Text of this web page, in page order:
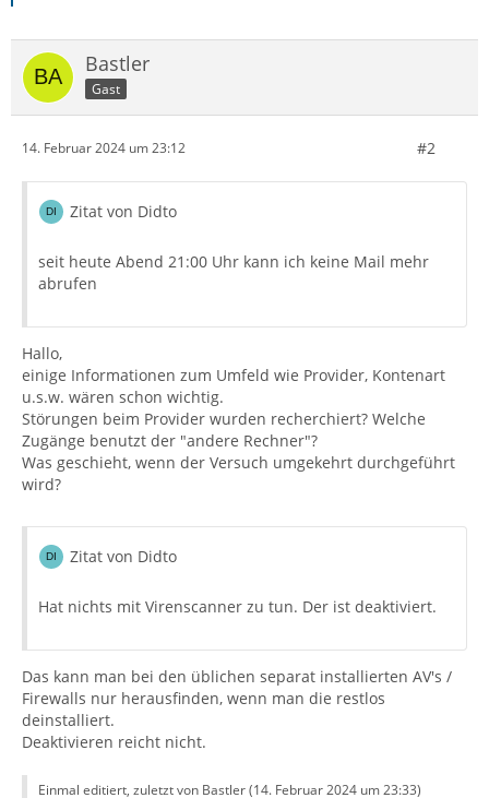
Bastler
Gast
14. Februar 2024 um 23:12 #2
Zitat von Didto
seit heute Abend 21:00 Uhr kann ich keine Mail mehr
abrufen
Hallo,
einige Informationen zum Umfeld wie Provider, Kontenart
u.s.w. wären schon wichtig.
Störungen beim Provider wurden recherchiert? Welche
Zugänge benutzt der "andere Rechner"?
Was geschieht, wenn der Versuch umgekehrt durchgeführt
wird?
Zitat von Didto
Hat nichts mit Virenscanner zu tun. Der ist deaktiviert.
Das kann man bei den üblichen separat installierten AV's /
Firewalls nur herausfinden, wenn man die restlos
deinstalliert.
Deaktivieren reicht nicht.
Einmal editiert, zuletzt von Bastler (14. Februar 2024 um 23:33)